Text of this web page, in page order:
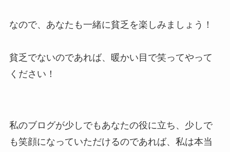
なので、あなたも一緒に貧乏を楽しみましょう！
貧乏でないのであれば、暖かい目で笑ってやって
ください！
私のブログが少しでもあなたの役に立ち、少しで
も笑顔になっていただけるのであれば、私は本当